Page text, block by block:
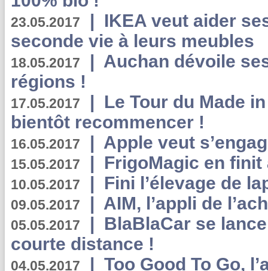
23.05.2017 | IKEA veut aider
seconde vie à leurs meubles
18.05.2017 | Auchan dévoile
régions !
17.05.2017 | Le Tour du Made
bientôt recommencer !
16.05.2017 | Apple veut
15.05.2017 | FrigoMagic en
10.05.2017 | Fini l’élevage de
09.05.2017 | AIM, l’appli de
05.05.2017 | BlaBlaCar se
courte distance !
04.05.2017 | Too Good To Go,